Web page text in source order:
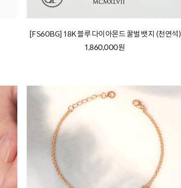
[FS60BG] 18K 블루 다이아몬드 꿀벌 뱃지 (천연석)
1,860,000원